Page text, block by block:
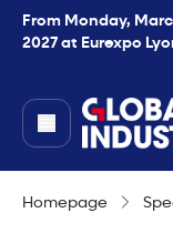
From Monday,
2027 at Eurexpo
Homepage